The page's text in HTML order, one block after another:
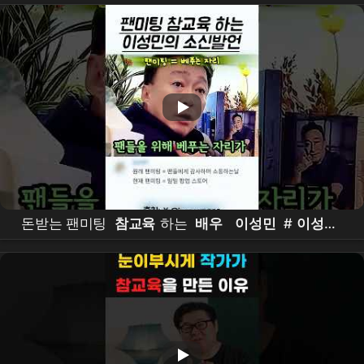
있는 건 다 있는데??? #the
east palace # netflix
돈받는 팬미팅 참교육 하는 배우 이성민 # 이성민
# 참교육